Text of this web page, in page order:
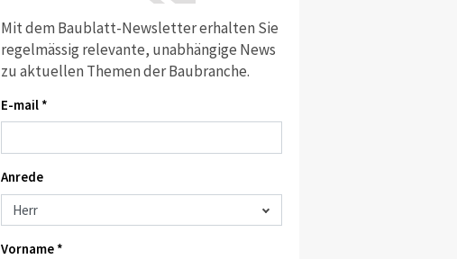
Mit dem Baublatt-Newsletter erhalten Sie
regelmässig relevante, unabhängige News
zu aktuellen Themen der Baubranche.
E-mail *
Anrede
Vorname *